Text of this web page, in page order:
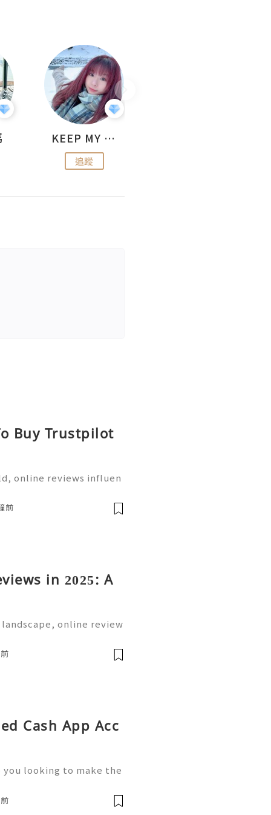
KEEP MY FAITH
追蹤
Buy Trustpilot
online reviews influen
decisions, many in
前
in 2025: A
online review
way, consumers rely he
Cash App Acc
you looking to make the
and easy ways to sen